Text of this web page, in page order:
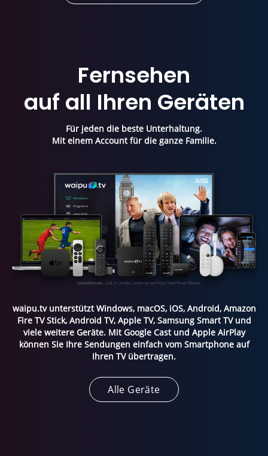
Fernsehen
auf all Ihren Geräten
Für jeden die beste Unterhaltung.
Mit einem Account für die ganze Familie.
waipu.tv unterstützt Windows, macOS, iOS, Android, Amazon
Fire TV Stick, Android TV, Apple TV, Samsung Smart TV und
viele weitere Geräte. Mit Google Cast und Apple AirPlay
können Sie Ihre Sendungen einfach vom Smartphone auf
Ihren TV übertragen.
Alle Geräte